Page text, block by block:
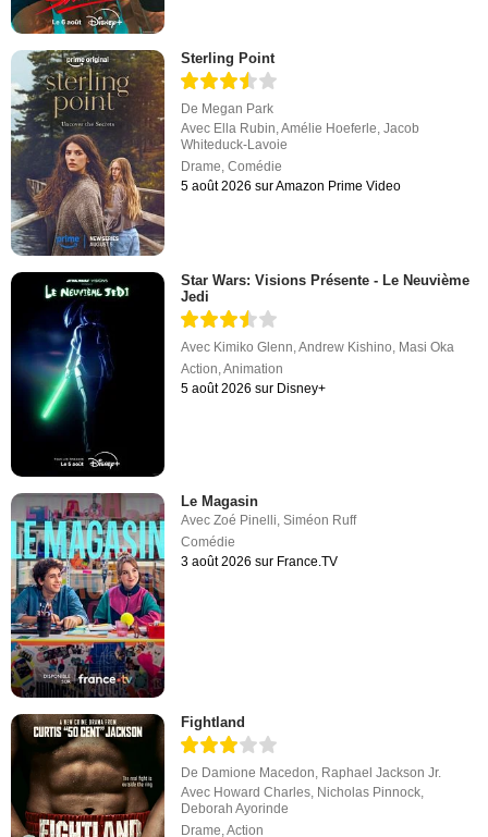
Sterling Point
De Megan Park
Avec Ella Rubin,Amélie Hoeferle,Jacob
Whiteduck-Lavoie
Drame,Comédie
5 août 2026 sur Amazon Prime Video
Star Wars: Visions Présente - Le Neuvième
Jedi
Avec Kimiko Glenn ,Andrew Kishino Masi Oka
Action ,Animation
5 août 2026 sur Disney+
Le Magasin
AvecZoé Pinelli,Siméon Ruff
Comédie
3 août 2026 sur France.TV
Fightland
De Damione Macedon, Raphael Jackson Jr.
Avec Howard Charles, Nicholas Pinnock,
Deborah Ayorinde
Drame,Action